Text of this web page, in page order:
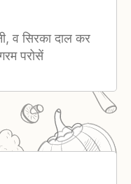
व सिरका दाल कर
परोसें